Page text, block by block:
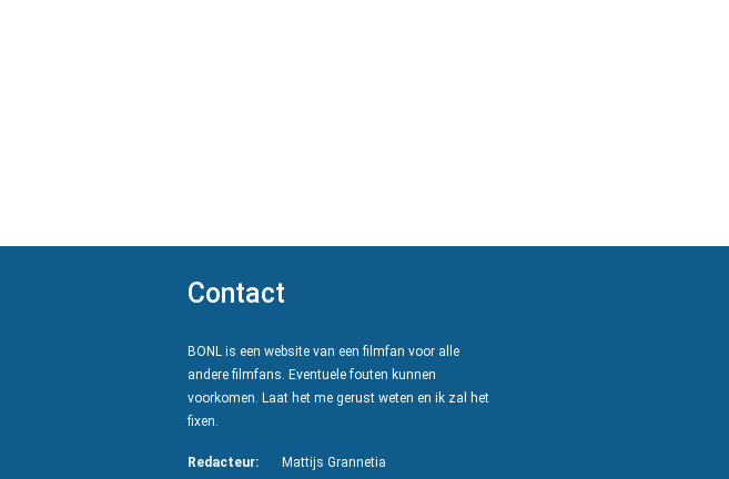
Contact
BONL is een website van een filmfan voor alle
andere filmfans. Eventuele fouten kunnen
voorkomen. Laat het me gerust weten en ik zal het
fixen.
Redacteur: Mattijs Grannetia